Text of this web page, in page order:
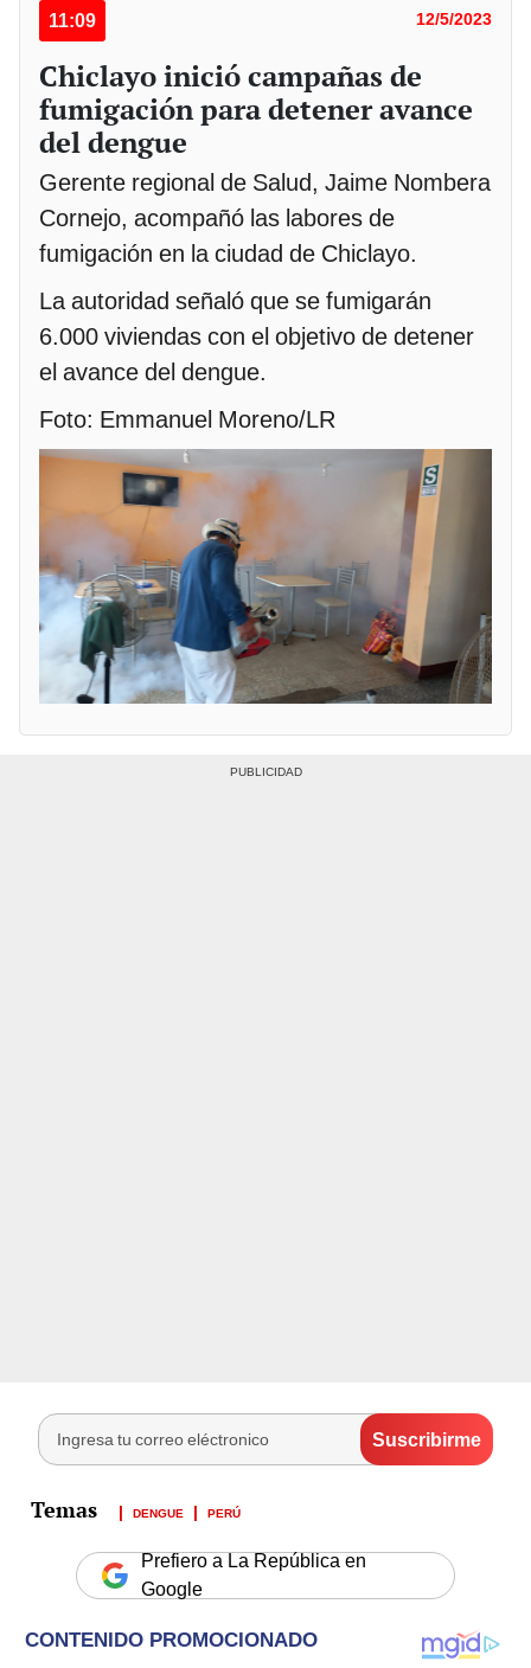
11:09 12/5/2023
Chiclayo inició campañas de
fumigación para detener avance
del dengue
Gerente regional de Salud, Jaime Nombera
Cornejo, acompañó las labores de
fumigación en la ciudad de Chiclayo.
La autoridad señaló que se fumigarán
6.000 viviendas con el objetivo de detener
el avance del dengue.
Foto: Emmanuel Moreno/LR
DENGUE PERÚ
Prefiero a La República en
Google